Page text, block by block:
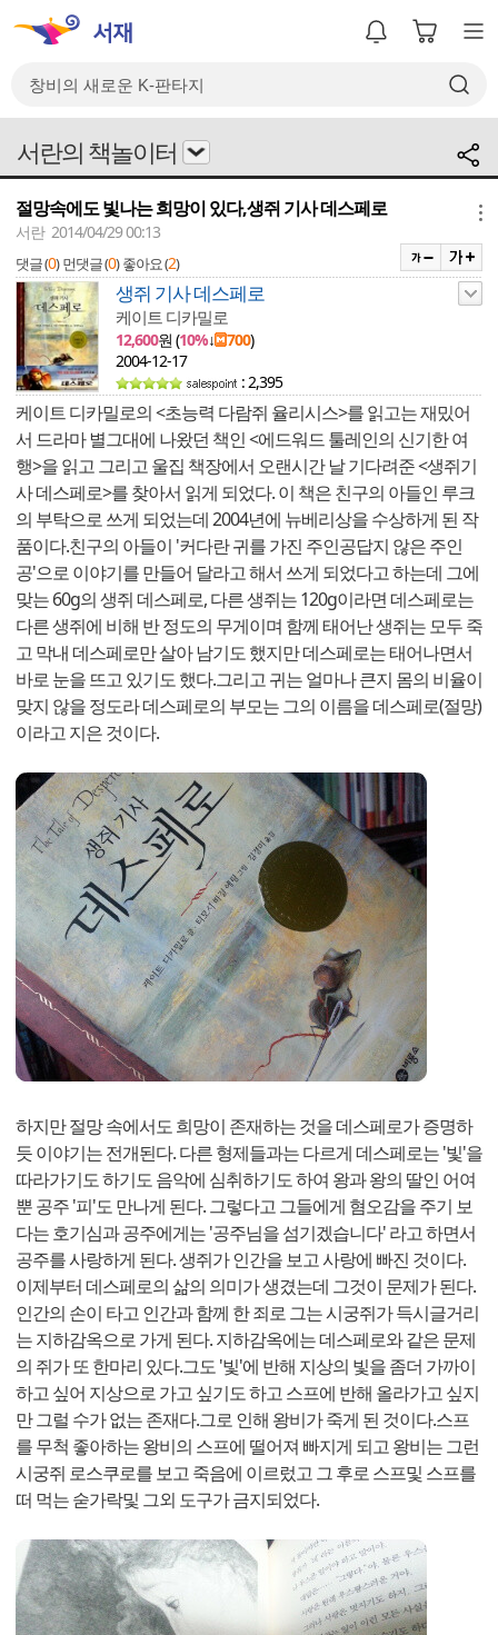
서란의 책놀이터
절망속에도 빛나는 희망이 있다,생쥐 기사 데스페로
서란 2014/04/29 00:13
댓글 (0) 먼댓글 (0) 좋아요 (2)
생쥐 기사 데스페로
케이트 디카밀로
12,600원 (10%↓ 700)
2004-12-17
: 2,395
케이트 디카밀로의 <초능력 다람쥐 율리시스>를 읽고는 재밌어
서 드라마 별그대에 나왔던 책인 <에드워드 툴레인의 신기한 여
행>을 읽고 그리고 울집 책장에서 오랜시간 날 기다려준 <생쥐기
사 데스페로>를 찾아서 읽게 되었다. 이 책은 친구의 아들인 루크
의 부탁으로 쓰게 되었는데 2004년에 뉴베리상을 수상하게 된 작
품이다.친구의 아들이 '커다란 귀를 가진 주인공답지 않은 주인
공'으로 이야기를 만들어 달라고 해서 쓰게 되었다고 하는데 그에
맞는 60g의 생쥐 데스페로, 다른 생쥐는 120g이라면 데스페로는
다른 생쥐에 비해 반 정도의 무게이며 함께 태어난 생쥐는 모두 죽
고 막내 데스페로만 살아 남기도 했지만 데스페로는 태어나면서
바로 눈을 뜨고 있기도 했다.그리고 귀는 얼마나 큰지 몸의 비율이
맞지 않을 정도라 데스페로의 부모는 그의 이름을 데스페로(절망)
이라고 지은 것이다.
하지만 절망 속에서도 희망이 존재하는 것을 데스페로가 증명하
듯 이야기는 전개된다. 다른 형제들과는 다르게 데스페로는 '빛'을
따라가기도 하기도 음악에 심취하기도 하여 왕과 왕의 딸인 어여
뿐 공주 '피'도 만나게 된다. 그렇다고 그들에게 혐오감을 주기 보
다는 호기심과 공주에게는 '공주님을 섬기겠습니다' 라고 하면서
공주를 사랑하게 된다. 생쥐가 인간을 보고 사랑에 빠진 것이다.
이제부터 데스페로의 삶의 의미가 생겼는데 그것이 문제가 된다.
인간의 손이 타고 인간과 함께 한 죄로 그는 시궁쥐가 득시글거리
는 지하감옥으로 가게 된다. 지하감옥에는 데스페로와 같은 문제
의 쥐가 또 한마리 있다.그도 '빛'에 반해 지상의 빛을 좀더 가까이
하고 싶어 지상으로 가고 싶기도 하고 스프에 반해 올라가고 싶지
만 그럴 수가 없는 존재다.그로 인해 왕비가 죽게 된 것이다.스프
를 무척 좋아하는 왕비의 스프에 떨어져 빠지게 되고 왕비는 그런
시궁쥐 로스쿠로를 보고 죽음에 이르렀고 그 후로 스프및 스프를
떠 먹는 숟가락및 그외 도구가 금지되었다.